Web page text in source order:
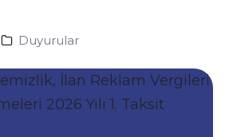
Duyurular